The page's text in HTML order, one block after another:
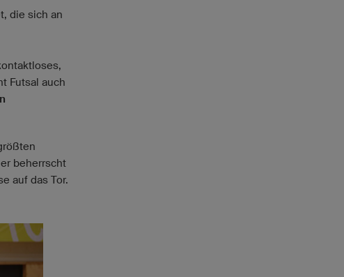
die sich an
Futsal auch
beherrscht
auf das Tor.